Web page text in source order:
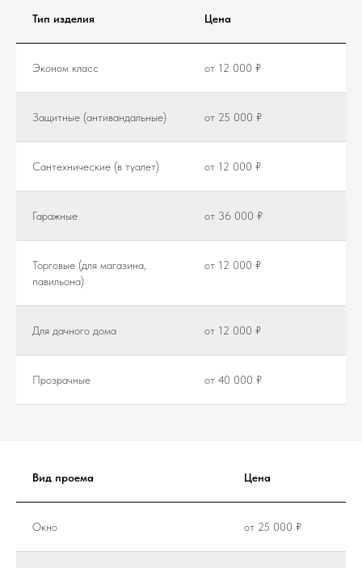
Тип изделия Цена
Эконом класс от 12 000 ₽
Защитные (антивандальные) от 25 000 ₽
Сантехнические (в туалет) от 12 000 ₽
Гаражные от 36 000 ₽
Торговые (для магазина,
павильона)
от 12 000 ₽
Для дачного дома от 12 000 ₽
Прозрачные от 40 000 ₽
Вид проема Цена
Окно от 25 000 ₽